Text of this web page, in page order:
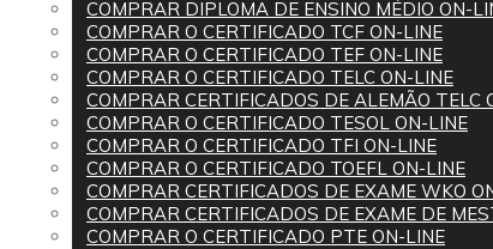
COMPRAR DIPLOMA DE ENSINO MÉDIO ON-
COMPRAR O CERTIFICADO TCF ON-LINE
COMPRAR O CERTIFICADO TEF ON-LINE
COMPRAR O CERTIFICADO TELC ON-LINE
COMPRAR CERTIFICADOS DE ALEMÃO TELC
COMPRAR O CERTIFICADO TESOL ON-LINE
COMPRAR O CERTIFICADO TFI ON-LINE
COMPRAR O CERTIFICADO TOEFL ON-LINE
COMPRAR CERTIFICADOS DE EXAME WKO
COMPRAR CERTIFICADOS DE EXAME DE
COMPRAR O CERTIFICADO PTE ON-LINE